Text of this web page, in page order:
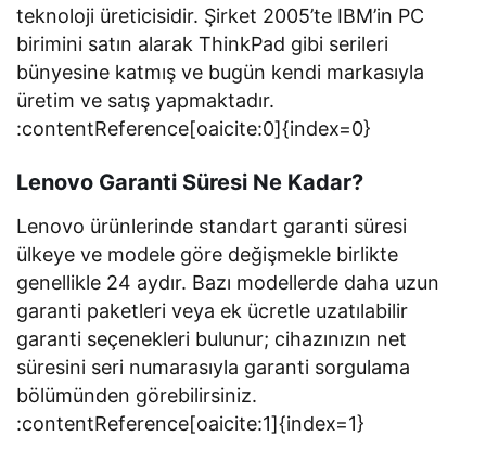
teknoloji üreticisidir. Şirket 2005’te IBM’in PC
birimini satın alarak ThinkPad gibi serileri
bünyesine katmış ve bugün kendi markasıyla
üretim ve satış yapmaktadır.
:contentReference[oaicite:0]{index=0}
Lenovo Garanti Süresi Ne Kadar?
Lenovo ürünlerinde standart garanti süresi
ülkeye ve modele göre değişmekle birlikte
genellikle 24 aydır. Bazı modellerde daha uzun
garanti paketleri veya ek ücretle uzatılabilir
garanti seçenekleri bulunur; cihazınızın net
süresini seri numarasıyla garanti sorgulama
bölümünden görebilirsiniz.
:contentReference[oaicite:1]{index=1}